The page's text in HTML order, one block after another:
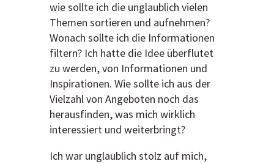
wie sollte ich die unglaublich vielen
Themen sortieren und aufnehmen?
Wonach sollte ich die Informationen
filtern? Ich hatte die Idee überflutet
zu werden, von Informationen und
Inspirationen. Wie sollte ich aus der
Vielzahl von Angeboten noch das
herausfinden, was mich wirklich
interessiert und weiterbringt?
Ich war unglaublich stolz auf mich,